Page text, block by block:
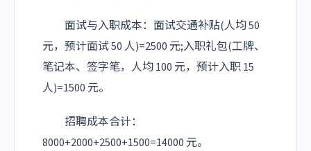
面试与入职成本：面试交通补贴(人均 50
元，预计面试 50 人)=2500 元;入职礼包(工牌、
笔记本、签字笔，人均 100 元，预计入职 15
人)=1500 元。
招聘成本合计：
8000+2000+2500+1500=14000 元。